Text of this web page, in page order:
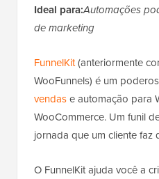
Ideal para:Automações
de marketing
FunnelKit(anteriormente
WooFunnels) é um
vendase automação para
WooCommerce. Um funil
jornada que um cliente
O FunnelKit ajuda você a